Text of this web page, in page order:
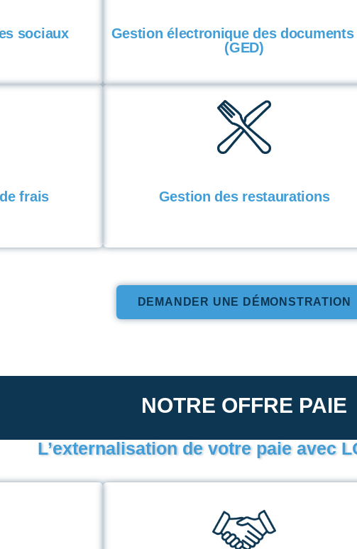
sociaux
Gestion électronique des documents
(GED)
frais Gestion des restaurations
DEMANDER UNE DÉMONSTRATION
NOTRE OFFRE PAIE
L’externalisation de votre paie avec